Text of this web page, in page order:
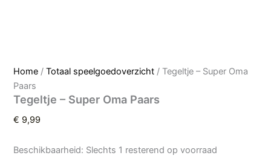
Home /Totaal speelgoedoverzicht / Tegeltje – Super Oma
Paars
Tegeltje – Super Oma Paars
€ 9,99
Beschikbaarheid: Slechts 1 resterend op voorraad